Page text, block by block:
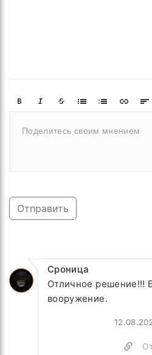
Отправить
Сроница
Отличное решение!!!
вооружение.